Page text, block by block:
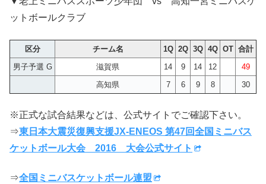
ットボールクラブ
区分 チーム名 1Q 2Q 3Q 4Q OT 合計
男子予選 G
滋賀県 14 9 14 12
49
高知県
7 6 9 8 30
※正式な試合結果などは、公式サイトでご確認下さい。
⇒東日本大震災復興支援JX-ENEOS 第47回全国ミニバス
ケットボール大会 2016 大会公式サイト
⇒全国ミニバスケットボール連盟